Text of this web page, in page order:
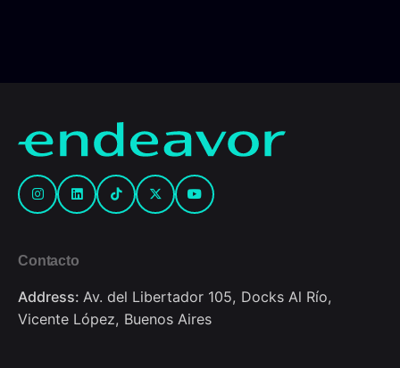
Contacto
Address: Av. del Libertador 105, Docks Al Río,
Vicente López, Buenos Aires